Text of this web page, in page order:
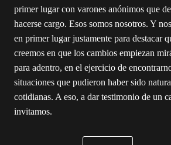
primer lugar con varones anónimos que
hacerse cargo. Esos somos nosotros. Y
en primer lugar justamente para destacar
creemos en que los cambios empiezan
para adentro, en el ejercicio de
situaciones que pudieron haber sido
cotidianas. A eso, a dar testimonio de un
invitamos.